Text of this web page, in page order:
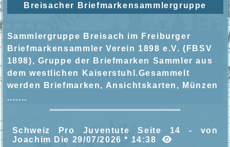
Breisacher Briefmarkensammlergruppe
Sammlergruppe Breisach im Freiburger
Briefmarkensammler Verein 1898 e.V. (FBSV
1898), Gruppe der Briefmarken Sammler aus
dem westlichen Kaiserstuhl.Gesammelt
werden Briefmarken, Ansichtskarten, Münzen
.......
Schweiz Pro Juventute Seite 14 - von
Joachim Die 29/07/2026 * 14:38